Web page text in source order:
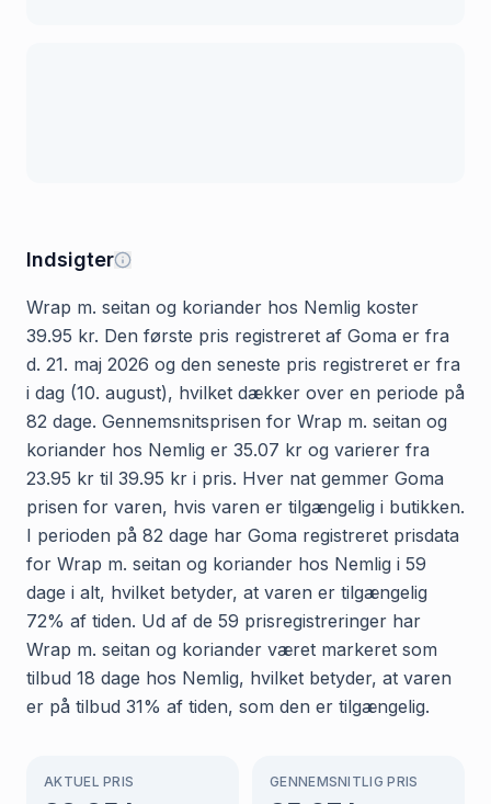
Indsigter
Wrap m. seitan og koriander hos Nemlig koster
39.95 kr. Den første pris registreret af Goma er fra
d. 21. maj 2026 og den seneste pris registreret er fra
i dag (10. august), hvilket dækker over en periode på
82 dage. Gennemsnitsprisen for Wrap m. seitan og
koriander hos Nemlig er 35.07 kr og varierer fra
23.95 kr til 39.95 kr i pris. Hver nat gemmer Goma
prisen for varen, hvis varen er tilgængelig i butikken.
I perioden på 82 dage har Goma registreret prisdata
for Wrap m. seitan og koriander hos Nemlig i 59
dage i alt, hvilket betyder, at varen er tilgængelig
72% af tiden. Ud af de 59 prisregistreringer har
Wrap m. seitan og koriander været markeret som
tilbud 18 dage hos Nemlig, hvilket betyder, at varen
er på tilbud 31% af tiden, som den er tilgængelig.
AKTUEL PRIS GENNEMSNITLIG PRIS